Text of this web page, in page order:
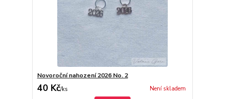
Novoroční nahození 2026 No. 2
40 Kč/ks Není skladem